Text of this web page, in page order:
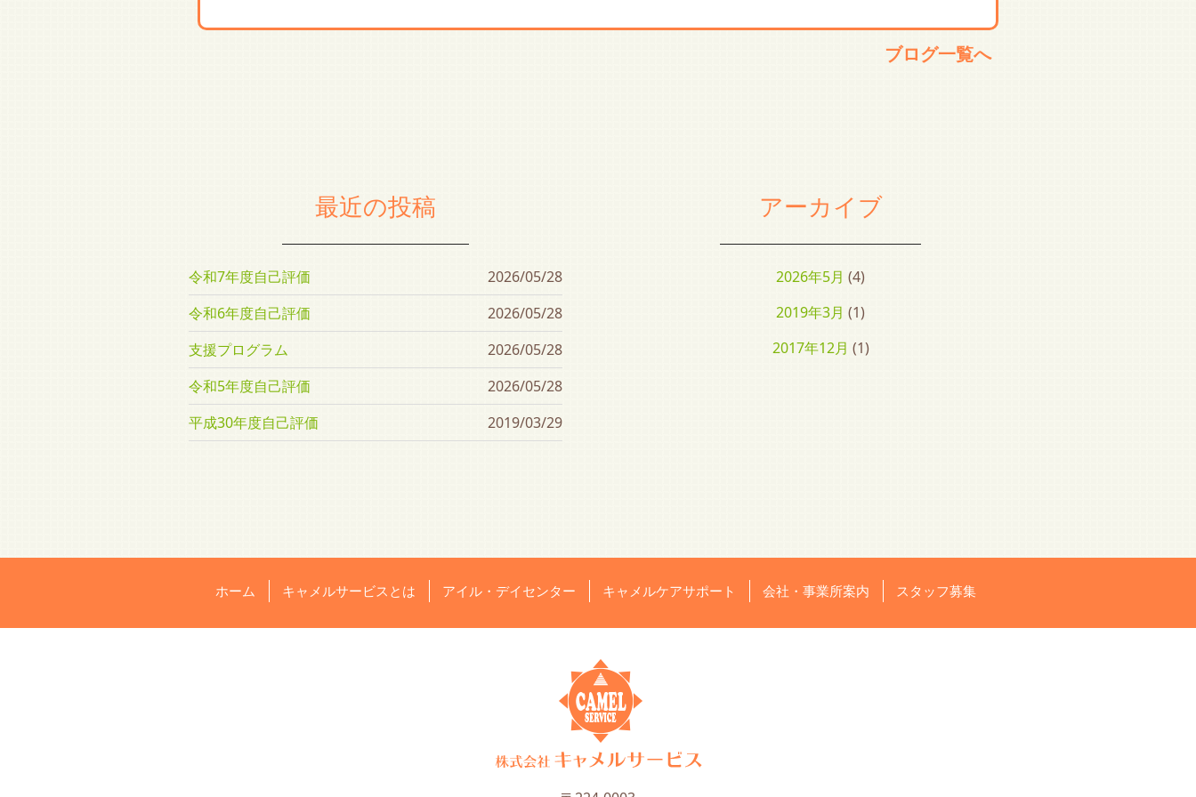
ブログ一覧へ
最近の投稿
令和7年度自己評価
2026/05/28
令和6年度自己評価
2026/05/28
支援プログラム
2026/05/28
令和5年度自己評価
2026/05/28
平成30年度自己評価
2019/03/29
アーカイブ
2026年5月 (4)
2019年3月 (1)
2017年12月 (1)
ホーム キャメルサービスとは アイル・デイセンター キャメルケアサポート 会社・事業所案内 スタッフ募集